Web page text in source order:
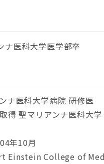
ナ医科大学医学部卒
ナ医科大学病院 研修医
得 聖マリアンナ医科大
年10月
Einstein College of